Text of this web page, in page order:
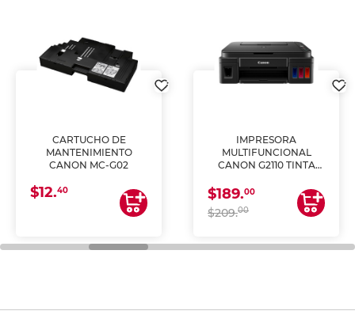
CARTUCHO DE
MANTENIMIENTO
CANON MC-G02
$12.40
IMPRESORA
MULTIFUNCIONAL
CANON G2110 TINTA
$189.00
$209.00